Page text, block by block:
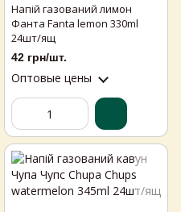
Напій газований лимон
Фанта Fanta lemon 330ml
24шт/ящ
42 грн/шт.
Оптовые цены